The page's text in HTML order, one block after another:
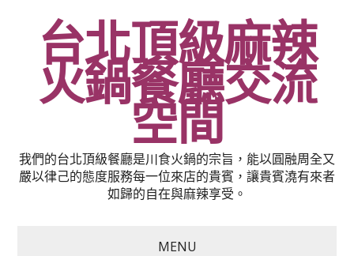
台北頂級麻辣
火鍋餐廳交流
空間
我們的台北頂級餐廳是川食火鍋的宗旨，能以圓融周全又
嚴以律己的態度服務每一位來店的貴賓，讓貴賓澆有來者
如歸的自在與麻辣享受。
MENU